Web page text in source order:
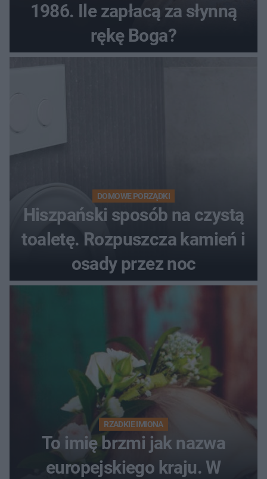
1986. Ile zapłacą za słynną
rękę Boga?
DOMOWE PORZĄDKI
Hiszpański sposób na czystą
toaletę. Rozpuszcza kamień i
osady przez noc
RZADKIE IMIONA
To imię brzmi jak nazwa
europejskiego kraju. W